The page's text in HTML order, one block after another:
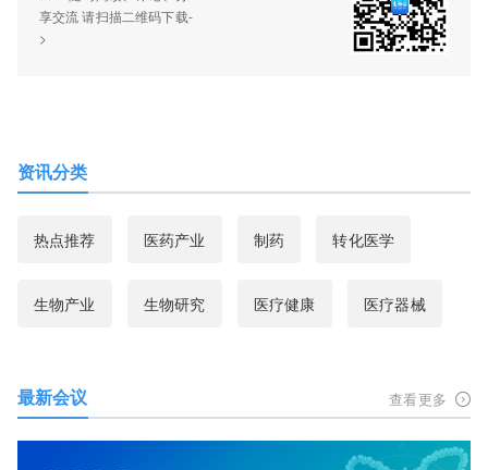
享交流 请扫描二维码下载-
>
资讯分类
热点推荐 医药产业 制药 转化医学
生物产业 生物研究 医疗健康 医疗器械
最新会议 查看更多